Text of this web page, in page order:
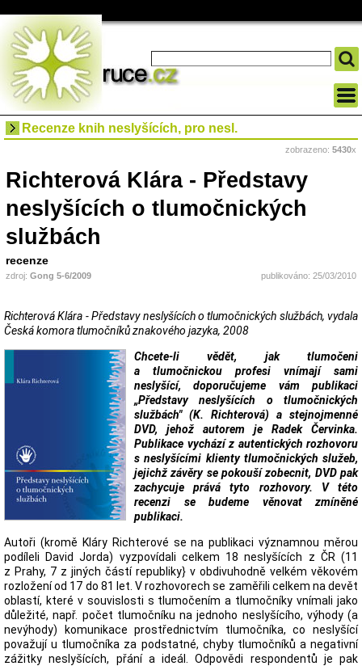
Recenze knih neslyšících, pro nesl.
zobrazeno: 5430x
Richterová Klára - Představy
neslyšících o tlumočnických
službách
recenze
zdroj: Gong 5-6/2009 publikováno: 25/03/2010
Richterová Klára - Představy neslyšících o tlumočnických službách, vydala
Česká komora tlumočníků znakového jazyka, 2008
Chcete-li vědět, jak tlumočeni
a tlumočnickou profesi vnímají sami
neslyšící, doporučujeme vám publikaci
„Představy neslyšících o tlumočnických
službách" (K. Richterová) a stejnojmenné
DVD, jehož autorem je Radek Červinka.
Publikace vychází z autentických rozhovoru
s neslyšícími klienty tlumočnických služeb,
jejichž závěry se pokouší zobecnit, DVD pak
zachycuje prává tyto rozhovory. V této
recenzi se budeme věnovat zmíněné
publikaci.
Autoři (kromě Kláry Richterové se na publikaci významnou měrou
podíleli David Jorda) vyzpovídali celkem 18 neslyšících z ČR (11
z Prahy, 7 z jiných částí republiky} v obdivuhodně velkém věkovém
rozložení od 17 do 81 let. V rozhovorech se zaměřili celkem na devět
oblastí, které v souvislosti s tlumočením a tlumočníky vnímali jako
důležité, např. počet tlumočníku na jednoho neslyšícího, výhody (a
nevýhody) komunikace prostřednictvím tlumočníka, co neslyšící
považují u tlumočníka za podstatné, chyby tlumočníků a negativní
zážitky neslyšících, přání a ideál. Odpovědi respondentů je pak